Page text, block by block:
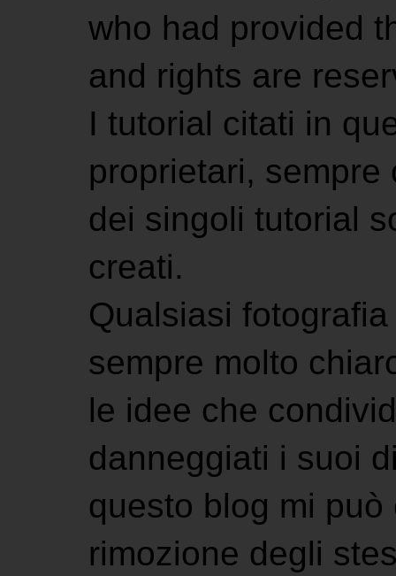
who had provided
and rights are
I tutorial citati in
proprietari,
dei singoli tutorial
creati.
Qualsiasi
sempre molto
le idee che
danneggiati i suoi
questo blog mi
rimozione degli